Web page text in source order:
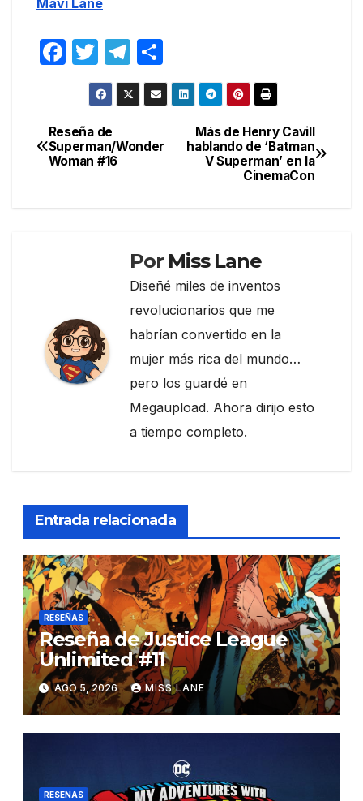
Mavi Lane
F
e
b
T
w
itt
er
T
el
e
a
o
m
ar
Navegación
de
Más de Henry Cavill
hablando de ‘Batman
V Superman’ en la
CinemaCon
Reseña de
Superman/Wonder
Woman #16
Por Miss Lane
Diseñé miles de inventos
revolucionarios que me
habrían convertido en la
mujer más rica del mundo…
pero los guardé en
Megaupload. Ahora dirijo esto
a tiempo completo.
Entrada relacionada
RESEÑAS
Reseña de Justice League
Unlimited #11
AGO 5, 2026 MISS LANE
RESEÑAS